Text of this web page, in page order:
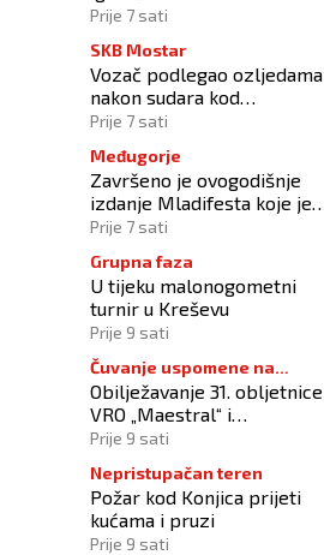
naselju
Prije 7 sati
SKB Mostar
Vozač podlegao ozljedama
nakon sudara kod
Tomislavgrada
Prije 7 sati
Međugorje
Završeno je ovogodišnje
izdanje Mladifesta koje je
okupilo mlade iz 73 zemlje
Prije 7 sati
Grupna faza
U tijeku malonogometni
turnir u Kreševu
Prije 9 sati
Čuvanje uspomene na
branitelje
Obilježavanje 31. obljetnice
VRO „Maestral“ i
oslobođenja Jajca uz
Prije 9 sati
Nepristupačan teren
Požar kod Konjica prijeti
kućama i pruzi
Prije 9 sati